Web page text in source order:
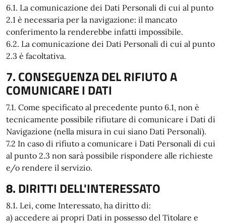
6.1. La comunicazione dei Dati Personali di cui al punto
2.1 è necessaria per la navigazione: il mancato
conferimento la renderebbe infatti impossibile.
6.2. La comunicazione dei Dati Personali di cui al punto
2.3 è facoltativa.
7. CONSEGUENZA DEL RIFIUTO A
COMUNICARE I DATI
7.1. Come specificato al precedente punto 6.1, non è
tecnicamente possibile rifiutare di comunicare i Dati di
Navigazione (nella misura in cui siano Dati Personali).
7.2 In caso di rifiuto a comunicare i Dati Personali di cui
al punto 2.3 non sarà possibile rispondere alle richieste
e/o rendere il servizio.
8. DIRITTI DELL'INTERESSATO
8.1. Lei, come Interessato, ha diritto di:
a) accedere ai propri Dati in possesso del Titolare e